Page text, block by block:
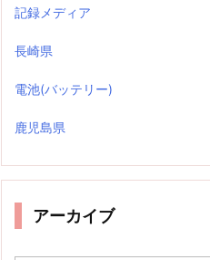
記録メディア
長崎県
電池(バッテリー)
鹿児島県
アーカイブ